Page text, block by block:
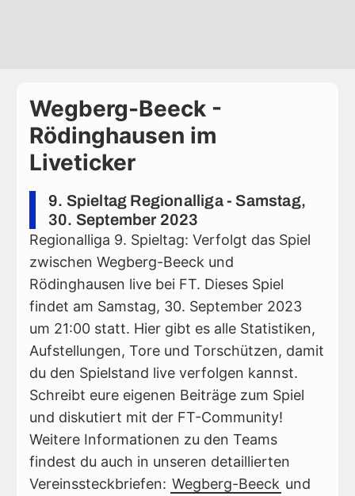
Wegberg-Beeck -
Rödinghausen im
Liveticker
9. Spieltag Regionalliga - Samstag,
30. September 2023
Regionalliga 9. Spieltag: Verfolgt das Spiel
zwischen Wegberg-Beeck und
Rödinghausen live bei FT. Dieses Spiel
findet am Samstag, 30. September 2023
um 21:00 statt. Hier gibt es alle Statistiken,
Aufstellungen, Tore und Torschützen, damit
du den Spielstand live verfolgen kannst.
Schreibt eure eigenen Beiträge zum Spiel
und diskutiert mit der FT-Community!
Weitere Informationen zu den Teams
findest du auch in unseren detaillierten
Vereinssteckbriefen: Wegberg-Beeck und